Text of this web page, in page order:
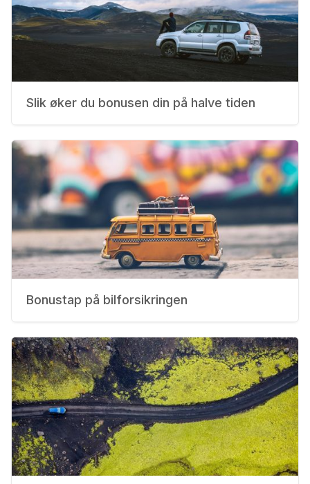
Slik øker du bonusen din på halve tiden
Bonustap på bilforsikringen